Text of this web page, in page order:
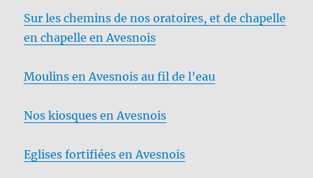
Sur les chemins de nos oratoires, et de chapelle
en chapelle en Avesnois
Moulins en Avesnois au fil de l’eau
Nos kiosques en Avesnois
Eglises fortifiées en Avesnois